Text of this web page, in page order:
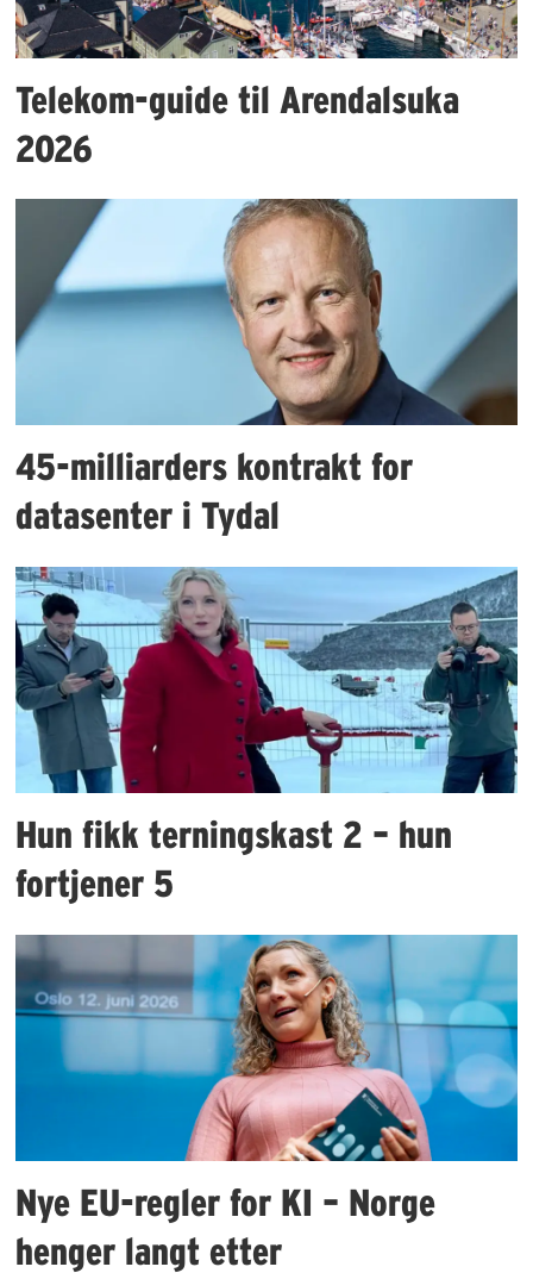
Telekom-guide til Arendalsuka
2026
45-milliarders kontrakt for
datasenter i Tydal
Hun fikk terningskast 2 – hun
fortjener 5
Nye EU-regler for KI – Norge
henger langt etter